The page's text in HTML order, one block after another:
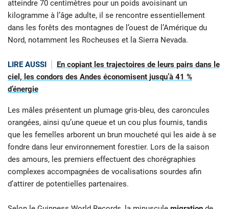
atteindre 70 centimètres pour un poids avoisinant un
kilogramme à l’âge adulte, il se rencontre essentiellement
dans les forêts des montagnes de l’ouest de l’Amérique du
Nord, notamment les Rocheuses et la Sierra Nevada.
LIRE AUSSI
En copiant les trajectoires de leurs pairs dans le
ciel, les condors des Andes économisent jusqu’à 41 %
d’énergie
Les mâles présentent un plumage gris-bleu, des caroncules
orangées, ainsi qu’une queue et un cou plus fournis, tandis
que les femelles arborent un brun moucheté qui les aide à se
fondre dans leur environnement forestier. Lors de la saison
des amours, les premiers effectuent des chorégraphies
complexes accompagnées de vocalisations sourdes afin
d’attirer de potentielles partenaires.